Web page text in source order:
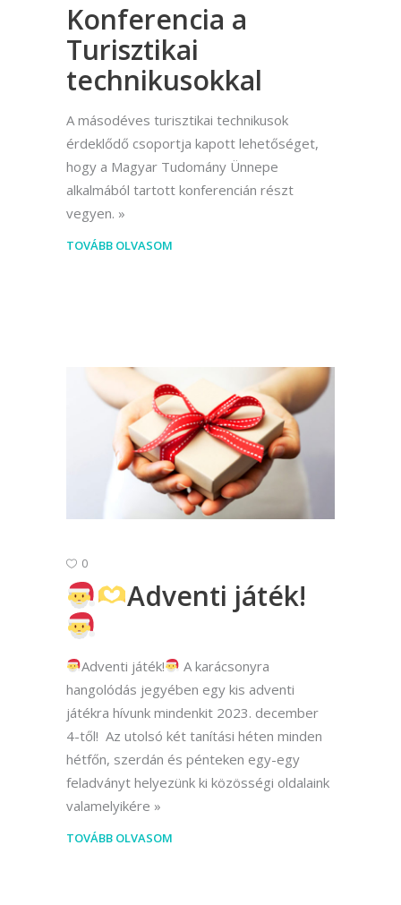
Konferencia a
Turisztikai
technikusokkal
A másodéves turisztikai technikusok
érdeklődő csoportja kapott lehetőséget,
hogy a Magyar Tudomány Ünnepe
alkalmából tartott konferencián részt
vegyen.
TOVÁBB OLVASOM
0
Adventi játék!
Adventi játék!
A karácsonyra
hangolódás jegyében egy kis adventi
játékra hívunk mindenkit 2023. december
4-től! Az utolsó két tanítási héten minden
hétfőn, szerdán és pénteken egy-egy
feladványt helyezünk ki közösségi oldalaink
valamelyikére
TOVÁBB OLVASOM